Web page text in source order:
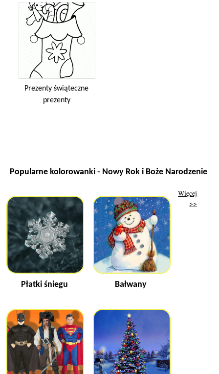
Prezenty świąteczne
prezenty
Popularne kolorowanki - Nowy Rok i Boże Narodzenie
Płatki śniegu Bałwany
Więcej
>>